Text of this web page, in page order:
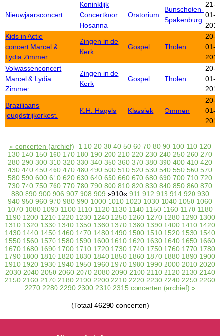
Nieuwjaarsconcert
Koninklijk
Concertkoor
Hosanna
Oratorium
Bunschoten-
Spakenburg
21-
01-
Kids in Actie
concert Marcel &
Lydia Zimmer
Zingen in de
Kerk
Gospel Tholen
20-
01-
Volwassenconcert
Marcel & Lydia
Zimmer
Zingen in de
Kerk
Gospel Tholen
20-
01-
Braziliaans
jeugdstrijkorkest.
K.H. Hagels Klassiek Ommen
20-
01-
« concerten (archief) 1 10 20 30 40 50 60 70 80 90 100 110 120
130 140 150 160 170 180 190 200 210 220 230 240 250 260 270
280 290 300 310 320 330 340 350 360 370 380 390 400 410 420
430 440 450 460 470 480 490 500 510 520 530 540 550 560 570
580 590 600 610 620 630 640 650 660 670 680 690 700 710 720
730 740 750 760 770 780 790 800 810 820 830 840 850 860 870
880 890 900 906 907 908 909 »910« 911 912 913 914 920 930
940 950 960 970 980 990 1000 1010 1020 1030 1040 1050 1060
1070 1080 1090 1100 1110 1120 1130 1140 1150 1160 1170 1180
1190 1200 1210 1220 1230 1240 1250 1260 1270 1280 1290 1300
1310 1320 1330 1340 1350 1360 1370 1380 1390 1400 1410 1420
1430 1440 1450 1460 1470 1480 1490 1500 1510 1520 1530 1540
1550 1560 1570 1580 1590 1600 1610 1620 1630 1640 1650 1660
1670 1680 1690 1700 1710 1720 1730 1740 1750 1760 1770 1780
1790 1800 1810 1820 1830 1840 1850 1860 1870 1880 1890 1900
1910 1920 1930 1940 1950 1960 1970 1980 1990 2000 2010 2020
2030 2040 2050 2060 2070 2080 2090 2100 2110 2120 2130 2140
2150 2160 2170 2180 2190 2200 2210 2220 2230 2240 2250 2260
2270 2280 2290 2300 2310 2315 concerten (archief) »
(Totaal 46290 concerten)